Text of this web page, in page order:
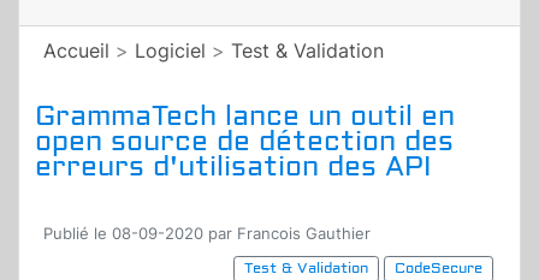
Accueil > Logiciel > Test & Validation
GrammaTech lance un outil en
open source de détection des
erreurs d'utilisation des API
Publié le 08-09-2020 par Francois Gauthier
Test & Validation
CodeSecure